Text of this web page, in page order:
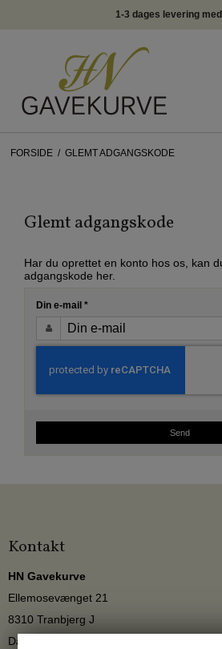
1-3 dages levering
FORSIDE / GLEMT ADGANGSKODE
Glemt adgangskode
Har du oprettet en konto hos os, kan
adgangskode her.
Din e-mail *
Send
Kontakt
HN Gavekurve
Ellemosevænget 21
8310 Tranbjerg J
Danmark